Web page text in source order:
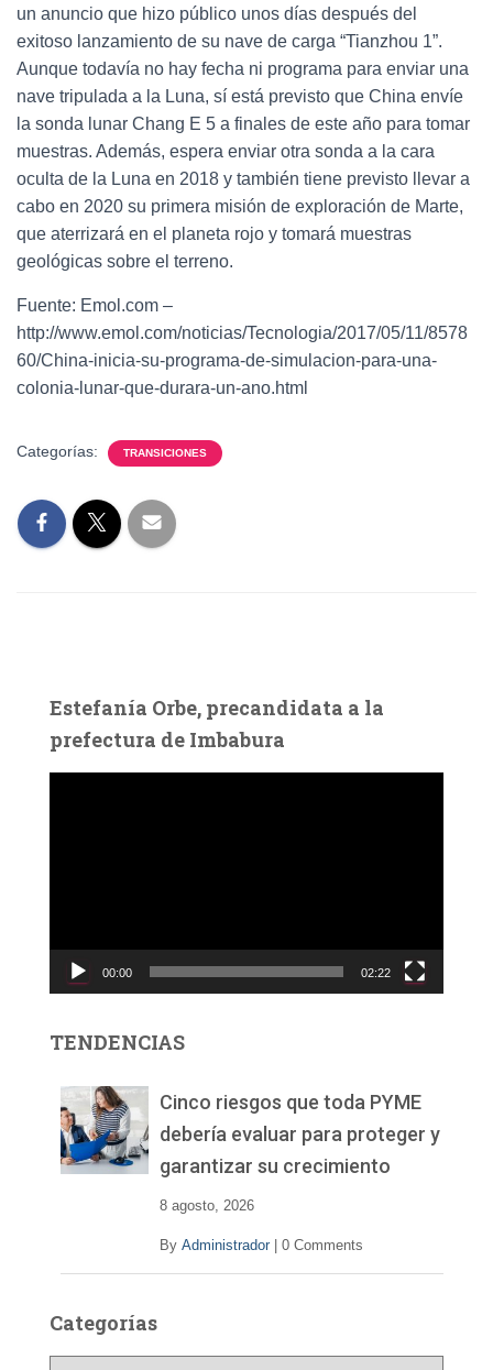
un anuncio que hizo público unos días después del
exitoso lanzamiento de su nave de carga “Tianzhou 1”.
Aunque todavía no hay fecha ni programa para enviar una
nave tripulada a la Luna, sí está previsto que China envíe
la sonda lunar Chang E 5 a finales de este año para tomar
muestras. Además, espera enviar otra sonda a la cara
oculta de la Luna en 2018 y también tiene previsto llevar a
cabo en 2020 su primera misión de exploración de Marte,
que aterrizará en el planeta rojo y tomará muestras
geológicas sobre el terreno.
Fuente: Emol.com –
http://www.emol.com/noticias/Tecnologia/2017/05/11/8578
60/China-inicia-su-programa-de-simulacion-para-una-
colonia-lunar-que-durara-un-ano.html
Categorías: TRANSICIONES
Estefanía Orbe, precandidata a la
prefectura de Imbabura
c
d
00:00 02:22
TENDENCIAS
Cinco riesgos que toda PYME
debería evaluar para proteger y
garantizar su crecimiento
8 agosto, 2026
By Administrador 0 Comments
Categorías